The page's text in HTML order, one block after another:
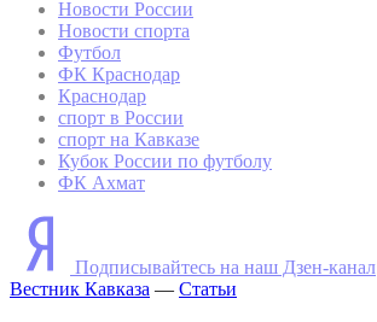
Новости России
Новости спорта
Футбол
ФК Краснодар
Краснодар
спорт в России
спорт на Кавказе
Кубок России по футболу
ФК Ахмат
Подписывайтесь на наш Дзен-канал
Вестник Кавказа — Статьи